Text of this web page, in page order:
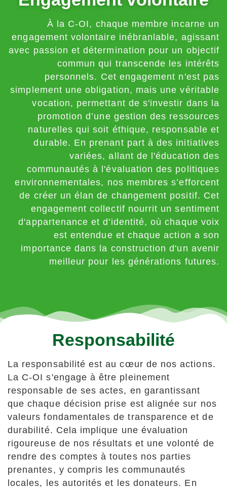
À la C-OI, chaque membre incarne un
engagement volontaire inébranlable, agissant
avec passion et détermination pour un objectif
commun qui transcende les intérêts
personnels. Cet engagement n'est pas
simplement une obligation, mais une véritable
vocation, permettant de s'investir dans la
promotion d’une gestion des ressources
naturelles qui soit éthique, responsable et
durable. En prenant part à des initiatives
variées, allant de l'éducation des
communautés à l'évaluation des politiques
environnementales, nos membres s’efforcent
de créer un élan de changement positif. Cet
engagement collectif nourrit un sentiment
d'appartenance et d'identité, où chaque voix
est entendue et chaque action a son
importance dans la construction d'un avenir
meilleur pour les générations futures.
Responsabilité
La responsabilité est au cœur de nos actions.
La C-OI s'engage à être pleinement
responsable de ses actes, en garantissant
que chaque décision prise est alignée sur nos
valeurs fondamentales de transparence et de
durabilité. Cela implique une évaluation
rigoureuse de nos résultats et une volonté de
rendre des comptes à toutes nos parties
prenantes, y compris les communautés
locales, les autorités et les donateurs. En